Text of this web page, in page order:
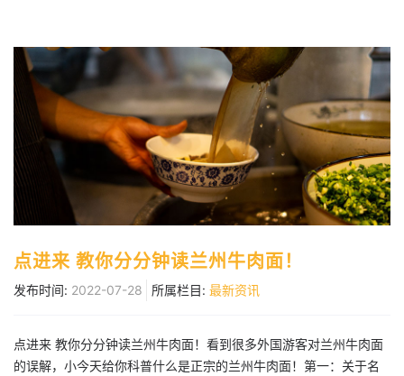
点进来 教你分分钟读兰州牛肉面！
发布时间: 2022-07-28 所属栏目: 最新资讯
点进来 教你分分钟读兰州牛肉面！看到很多外国游客对兰州牛肉面
的误解，小今天给你科普什么是正宗的兰州牛肉面！第一：关于名